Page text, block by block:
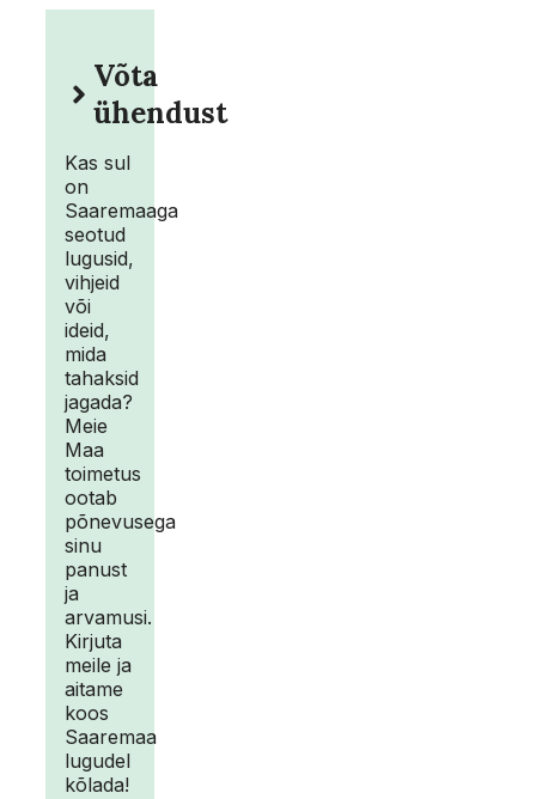
Võta
ühendust
Kas sul
on
Saaremaaga
seotud
lugusid,
vihjeid
või
ideid,
mida
tahaksid
jagada?
Meie
Maa
toimetus
ootab
põnevusega
sinu
panust
ja
arvamusi.
Kirjuta
meile ja
aitame
koos
Saaremaa
lugudel
kõlada!